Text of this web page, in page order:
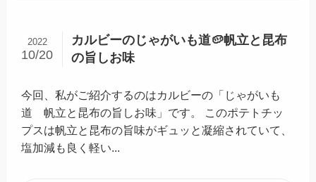
カルビーのじゃがいも道🥔帆立と昆布
の旨しお味
2022
10/20
今回、私がご紹介するのはカルビーの「じゃがいも
道 帆立と昆布の旨しお味」です。 このポテトチッ
プスは帆立と昆布の旨味がギュッと凝縮されていて、
塩加減も良く軽い...